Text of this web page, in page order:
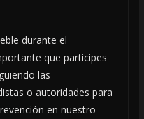
durante el
que participes
las
o autoridades para
en nuestro